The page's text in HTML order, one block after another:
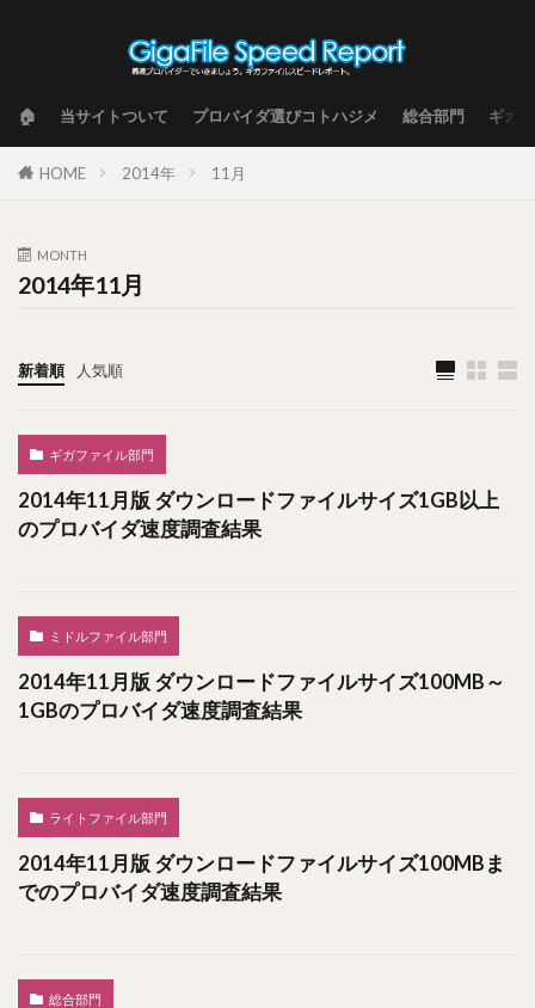
🏠 当サイトついて プロバイダ選びコトハジメ 総合部門 ギガ
HOME 2014年 11月
MONTH
2014年11月
新着順 人気順
ギガファイル部門
2014年11月版 ダウンロードファイルサイズ1GB以上
のプロバイダ速度調査結果
ミドルファイル部門
2014年11月版 ダウンロードファイルサイズ100MB～
1GBのプロバイダ速度調査結果
ライトファイル部門
2014年11月版 ダウンロードファイルサイズ100MBま
でのプロバイダ速度調査結果
総合部門